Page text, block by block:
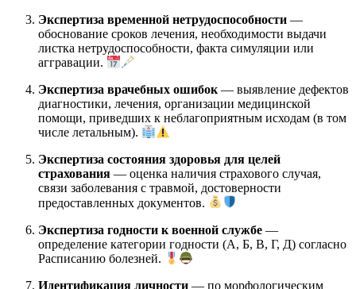
Экспертиза временной нетрудоспособности —
обоснование сроков лечения, необходимости выдачи
листка нетрудоспособности, факта симуляции или
аггравации.
Экспертиза врачебных ошибок — выявление дефектов
диагностики, лечения, организации медицинской
помощи, приведших к неблагоприятным исходам (в том
числе летальным).
Экспертиза состояния здоровья для целей
страхования — оценка наличия страхового случая,
связи заболевания с травмой, достоверности
предоставленных документов.
Экспертиза годности к военной службе —
определение категории годности (А, Б, В, Г, Д) согласно
Расписанию болезней.
Идентификация личности — по морфологическим